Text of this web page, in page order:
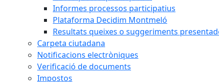
Informes processos participatius
Plataforma Decidim Montmeló
Resultats queixes o suggeriments
Carpeta ciutadana
Notificacions electròniques
Verificació de documents
Impostos